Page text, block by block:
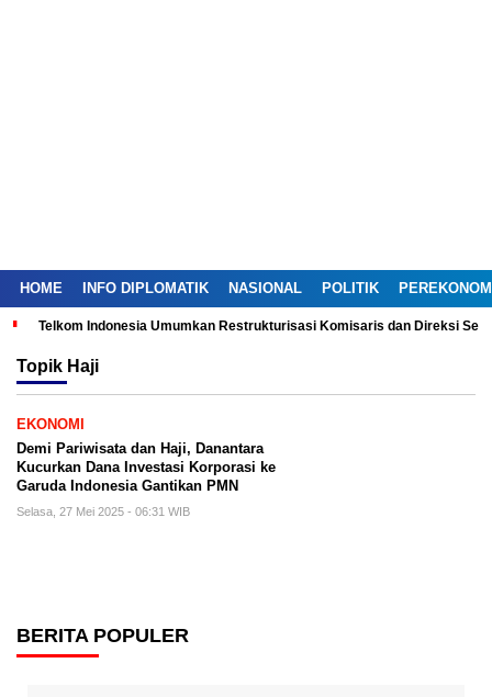
HOME INFO DIPLOMATIK NASIONAL POLITIK
Telkom Indonesia Umumkan Restrukturisasi Komisaris dan Direksi
Topik Haji
EKONOMI
Demi Pariwisata dan Haji, Danantara
Kucurkan Dana Investasi Korporasi ke
Garuda Indonesia Gantikan PMN
Selasa, 27 Mei 2025 - 06:31 WIB
BERITA POPULER